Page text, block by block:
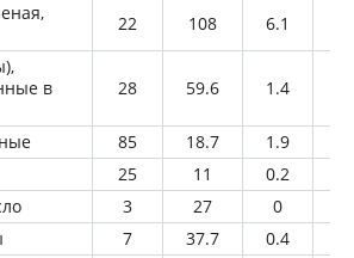
22 108 6.1
в
28 59.6 1.4
85 18.7 1.9
25 11 0.2
3 27 0
7 37.7 0.4